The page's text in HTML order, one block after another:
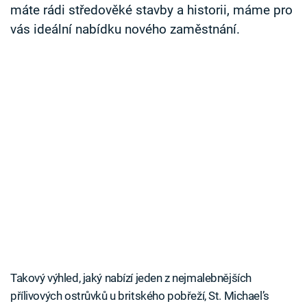
máte rádi středověké stavby a historii, máme pro
vás ideální nabídku nového zaměstnání.
Takový výhled, jaký nabízí jeden z nejmalebnějších
přílivových ostrůvků u britského pobřeží, St. Michael’s